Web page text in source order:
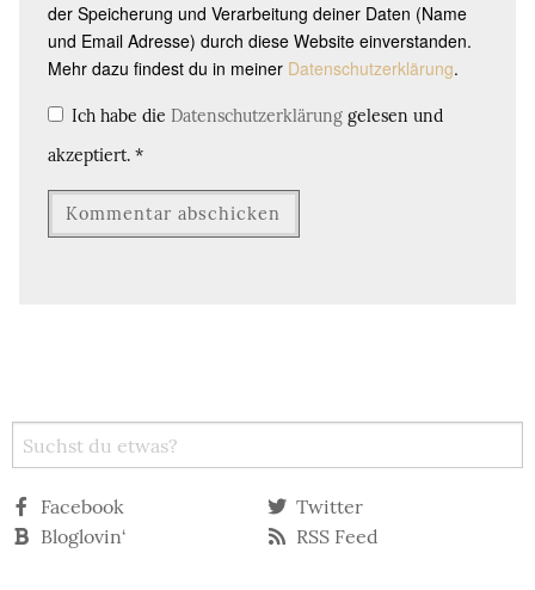
der Speicherung und Verarbeitung deiner Daten (Name
und Email Adresse) durch diese Website einverstanden.
Mehr dazu findest du in meiner Datenschutzerklärung.
Ich habe die Datenschutzerklärung gelesen und
akzeptiert. *
Facebook
Twitter
Bloglovin‘
RSS Feed